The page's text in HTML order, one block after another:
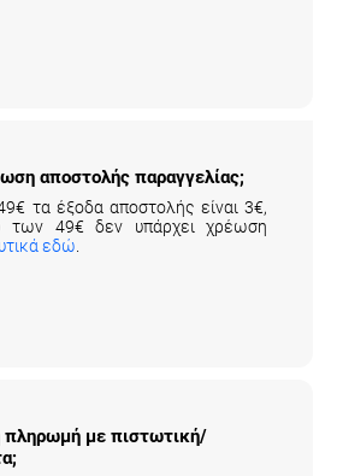
αποστολής παραγγελίας;
τα έξοδα αποστολής είναι 3€,
των 49€ δεν υπάρχει χρέωση
εδώ
πληρωμή με πιστωτική/